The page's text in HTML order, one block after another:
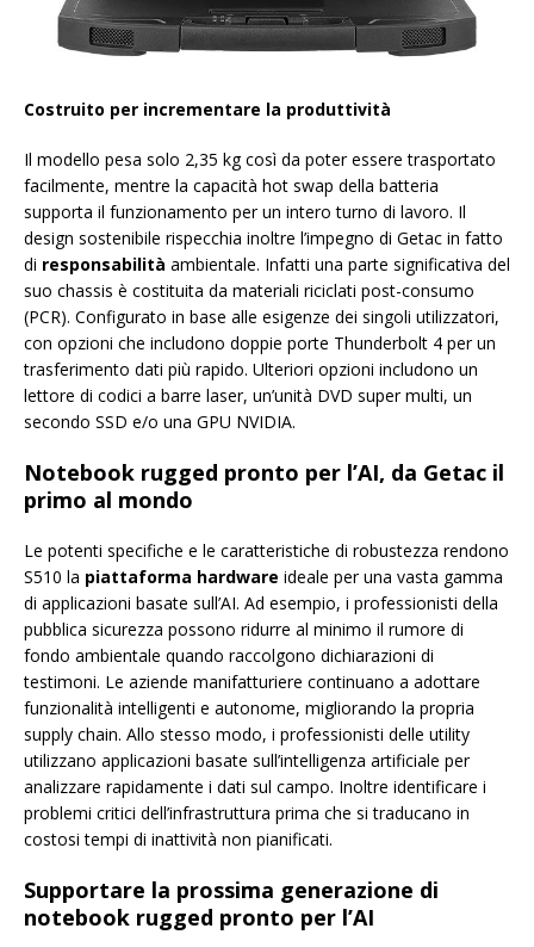
Costruito per incrementare la produttività
Il modello pesa solo 2,35 kg così da poter essere trasportato
facilmente, mentre la capacità hot swap della batteria
supporta il funzionamento per un intero turno di lavoro. Il
design sostenibile rispecchia inoltre l’impegno di Getac in fatto
di responsabilità ambientale. Infatti una parte significativa del
suo chassis è costituita da materiali riciclati post-consumo
(PCR). Configurato in base alle esigenze dei singoli utilizzatori,
con opzioni che includono doppie porte Thunderbolt 4 per un
trasferimento dati più rapido. Ulteriori opzioni includono un
lettore di codici a barre laser, un’unità DVD super multi, un
secondo SSD e/o una GPU NVIDIA.
Notebook rugged pronto per l’AI, da Getac il
primo al mondo
Le potenti specifiche e le caratteristiche di robustezza rendono
S510 la piattaforma hardware ideale per una vasta gamma
di applicazioni basate sull’AI. Ad esempio, i professionisti della
pubblica sicurezza possono ridurre al minimo il rumore di
fondo ambientale quando raccolgono dichiarazioni di
testimoni. Le aziende manifatturiere continuano a adottare
funzionalità intelligenti e autonome, migliorando la propria
supply chain. Allo stesso modo, i professionisti delle utility
utilizzano applicazioni basate sull’intelligenza artificiale per
analizzare rapidamente i dati sul campo. Inoltre identificare i
problemi critici dell’infrastruttura prima che si traducano in
costosi tempi di inattività non pianificati.
Supportare la prossima generazione di
notebook rugged pronto per l’AI